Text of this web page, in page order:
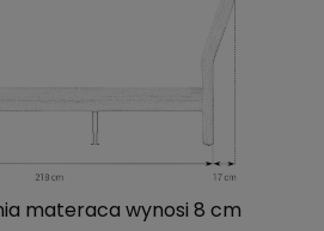
materaca wynosi 8 cm